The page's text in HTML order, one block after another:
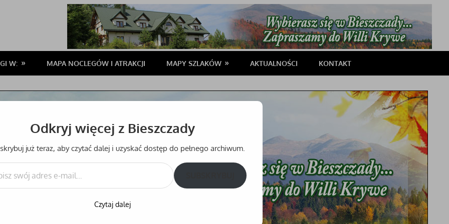
W: MAPA NOCLEGÓW I ATRAKCJI MAPY SZLAKÓW AKTUALNOŚCI KONTAKT
Odkryj więcej z Bieszczady
już teraz, aby czytać dalej i uzyskać dostęp do pełnego archiwum.
Czytaj dalej